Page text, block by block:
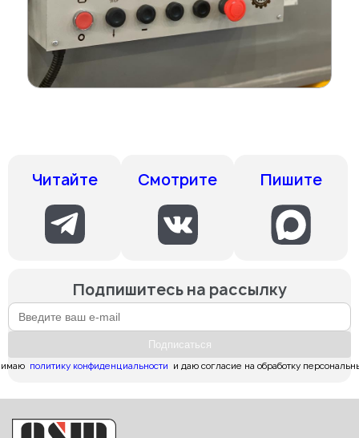
Читайте Смотрите Пишите
Подпишитесь на рассылку
Подпиcаться
политику конфиденциальности
и даю согласие на обработку